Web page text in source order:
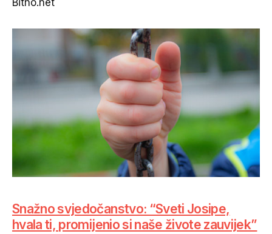
Bitno.net
Snažno svjedočanstvo: “Sveti Josipe,
hvala ti, promijenio si naše živote zauvijek”